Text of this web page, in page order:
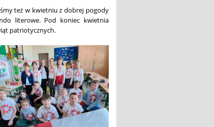
też w kwietniu z dobrej pogody
literowe. Pod koniec kwietnia
patriotycznych.